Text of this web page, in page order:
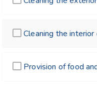
Cleaning the
Provision of food